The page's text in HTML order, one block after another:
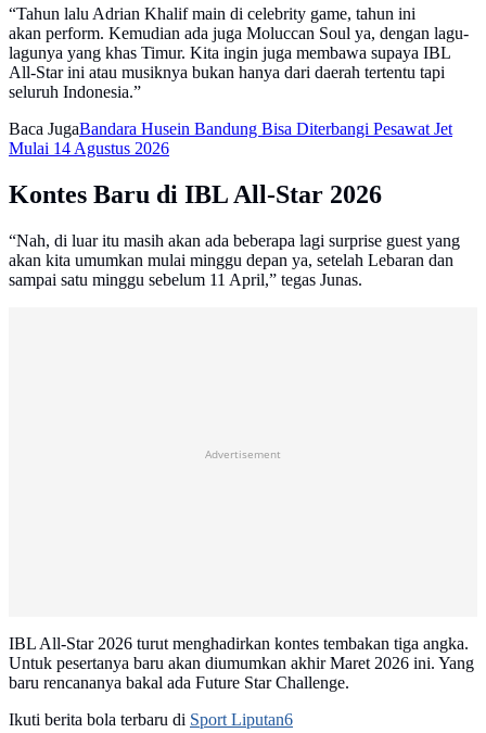
“Tahun lalu Adrian Khalif main di celebrity game, tahun ini
akan perform. Kemudian ada juga Moluccan Soul ya, dengan lagu-
lagunya yang khas Timur. Kita ingin juga membawa supaya IBL
All-Star ini atau musiknya bukan hanya dari daerah tertentu tapi
seluruh Indonesia.”
Baca JugaBandara Husein Bandung Bisa Diterbangi Pesawat Jet
Mulai 14 Agustus 2026
Kontes Baru di IBL All-Star 2026
“Nah, di luar itu masih akan ada beberapa lagi surprise guest yang
akan kita umumkan mulai minggu depan ya, setelah Lebaran dan
sampai satu minggu sebelum 11 April,” tegas Junas.
Advertisement
IBL All-Star 2026 turut menghadirkan kontes tembakan tiga angka.
Untuk pesertanya baru akan diumumkan akhir Maret 2026 ini. Yang
baru rencananya bakal ada Future Star Challenge.
Ikuti berita bola terbaru di Sport Liputan6